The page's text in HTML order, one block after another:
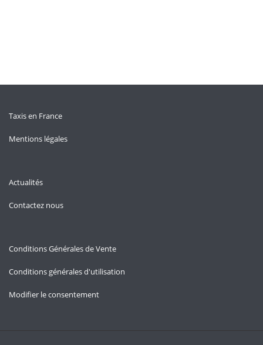
Taxis en France
Mentions légales
Actualités
Contactez nous
Conditions Générales de Vente
Conditions générales d'utilisation
Modifier le consentement